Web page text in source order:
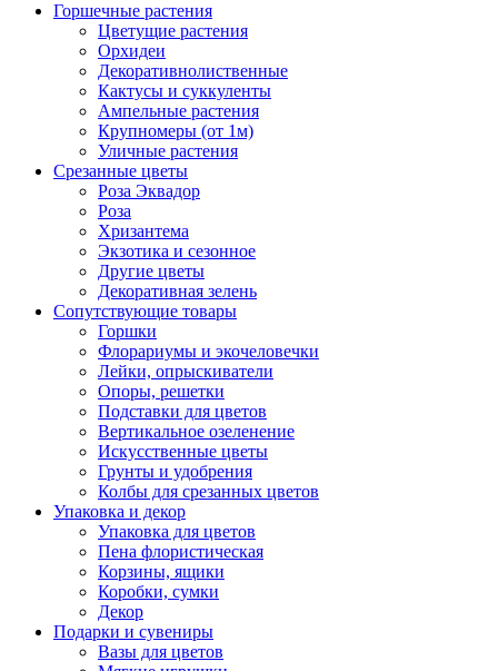
Горшечные растения
Цветущие растения
Орхидеи
Декоративнолиственные
Кактусы и суккуленты
Ампельные растения
Крупномеры (от 1м)
Уличные растения
Срезанные цветы
Роза Эквадор
Роза
Хризантема
Экзотика и сезонное
Другие цветы
Декоративная зелень
Сопутствующие товары
Горшки
Флорариумы и экочеловечки
Лейки, опрыскиватели
Опоры, решетки
Подставки для цветов
Вертикальное озеленение
Искусственные цветы
Грунты и удобрения
Колбы для срезанных цветов
Упаковка и декор
Упаковка для цветов
Пена флористическая
Корзины, ящики
Коробки, сумки
Декор
Подарки и сувениры
Вазы для цветов